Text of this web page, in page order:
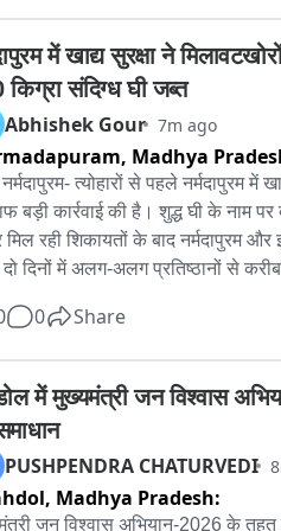
भजनलाल शर्मा प्रवासियों की दिल
में खाद्य सुरक्षा ने
किग्रा संदिग्ध घी जब्त
Abhishek Gour 7m ago
Madhya
त्योहारों से पहले नर्मदापुरम में
बड़ी कार्रवाई की है। शुद्ध घी के नाम
रही शिकायतों के बाद नर्मदापुरम और
दिनों में अलग-अलग प्रतिष्ठानों से
इसके बाद नियंत्रक खाद्य एवं औषधि
विशेष अभियान शुरू किया गया। इसी
ने नर्मदापुरम स्थित शिवम
संदिग्ध घी के 5 नमूने जांच के लिए लिए
में करीब 160 किलो घी जब्त किया गया।
मधुसूदन घी के नमूने भी लिए गए हैं।
0 Share
में मुख्यमंत्री जन विश्वास
PUSHPENDRA CHATURVEDI
Madhya Pradesh:
जन विश्वास अभियान-2026 के